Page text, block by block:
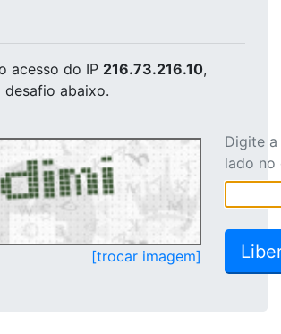
acesso do IP 216.73.216.10,
desafio abaixo.
[trocar imagem]
Digite
lado no